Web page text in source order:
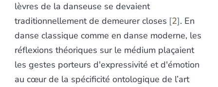
lèvres de la danseuse se devaient
traditionnellement de demeurer closes 2 . En
danse classique comme en danse moderne, les
réflexions théoriques sur le médium plaçaient
les gestes porteurs d'expressivité et d'émotion
au cœur de la spécificité ontologique de l’art